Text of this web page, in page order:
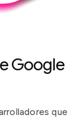
Google
que